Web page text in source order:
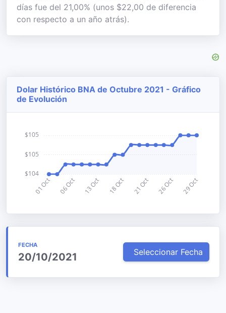
días fue del 21,00% (unos $22,00 de diferencia
con respecto a un año atrás).
Dolar Histórico BNA de Octubre 2021 - Gráfico
de Evolución
FECHA
20/10/2021 Seleccionar Fecha